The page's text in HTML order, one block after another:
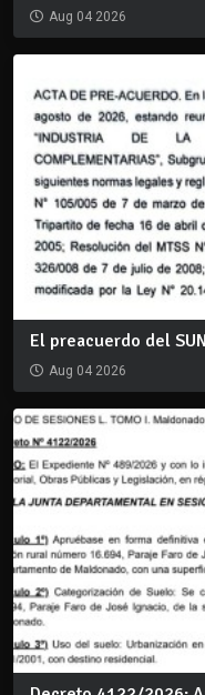
Aug 04 2026
El preacuerdo del
Aug 04 2026